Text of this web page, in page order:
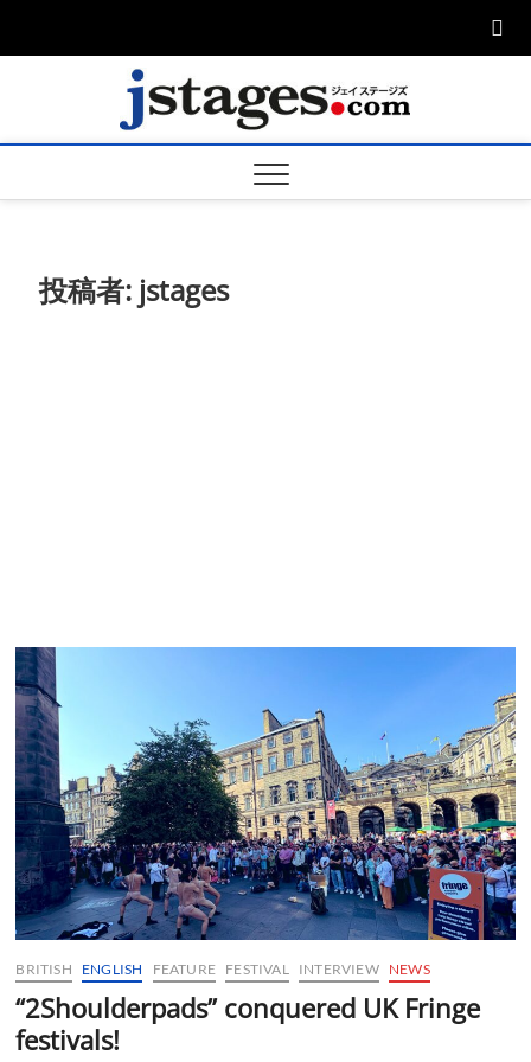
ージ
投稿者: jstages
BRITISH ENGLISH FEATURE FESTIVAL INTERVIEW NEWS
“2Shoulderpads” conquered UK Fringe
festivals!